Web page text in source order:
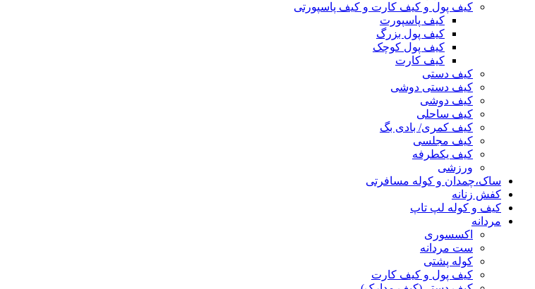
کیف پول و کیف کارت و کیف پاسپورتی
کیف پاسپورت
کیف پول بزرگ
کیف پول کوچک
کیف کارت
کیف دستی
کیف دستی دوشی
کیف دوشی
کیف ساحلی
کیف کمری/ بادی بگ
کیف مجلسی
کیف یکطرفه
ورزشی
ساک،چمدان و کوله مسافرتی
کفش زنانه
کیف و کوله لپ تاپ
مردانه
اکسسوری
ست مردانه
کوله پشتی
کیف پول و کیف کارت